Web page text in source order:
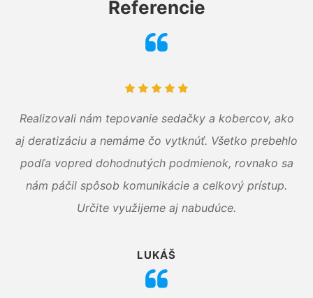
Referencie
Realizovali nám tepovanie sedačky a kobercov, ako
aj deratizáciu a nemáme čo vytknúť. Všetko prebehlo
podľa vopred dohodnutých podmienok, rovnako sa
nám páčil spôsob komunikácie a celkový prístup.
Určite využijeme aj nabudúce.
LUKÁŠ